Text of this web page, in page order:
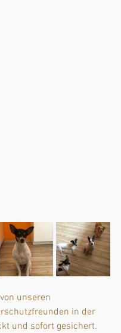
unseren
in der
und sofort gesichert.